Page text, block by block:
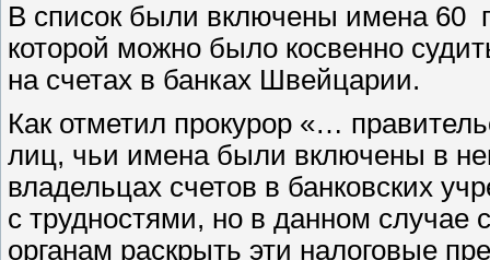
В список были включены имена
которой можно было косвенно
на счетах в банках Швейцарии.
Как отметил прокурор «…
лиц, чьи имена были включены в
владельцах счетов в банковских
с трудностями, но в данном случае
органам раскрыть эти налоговые